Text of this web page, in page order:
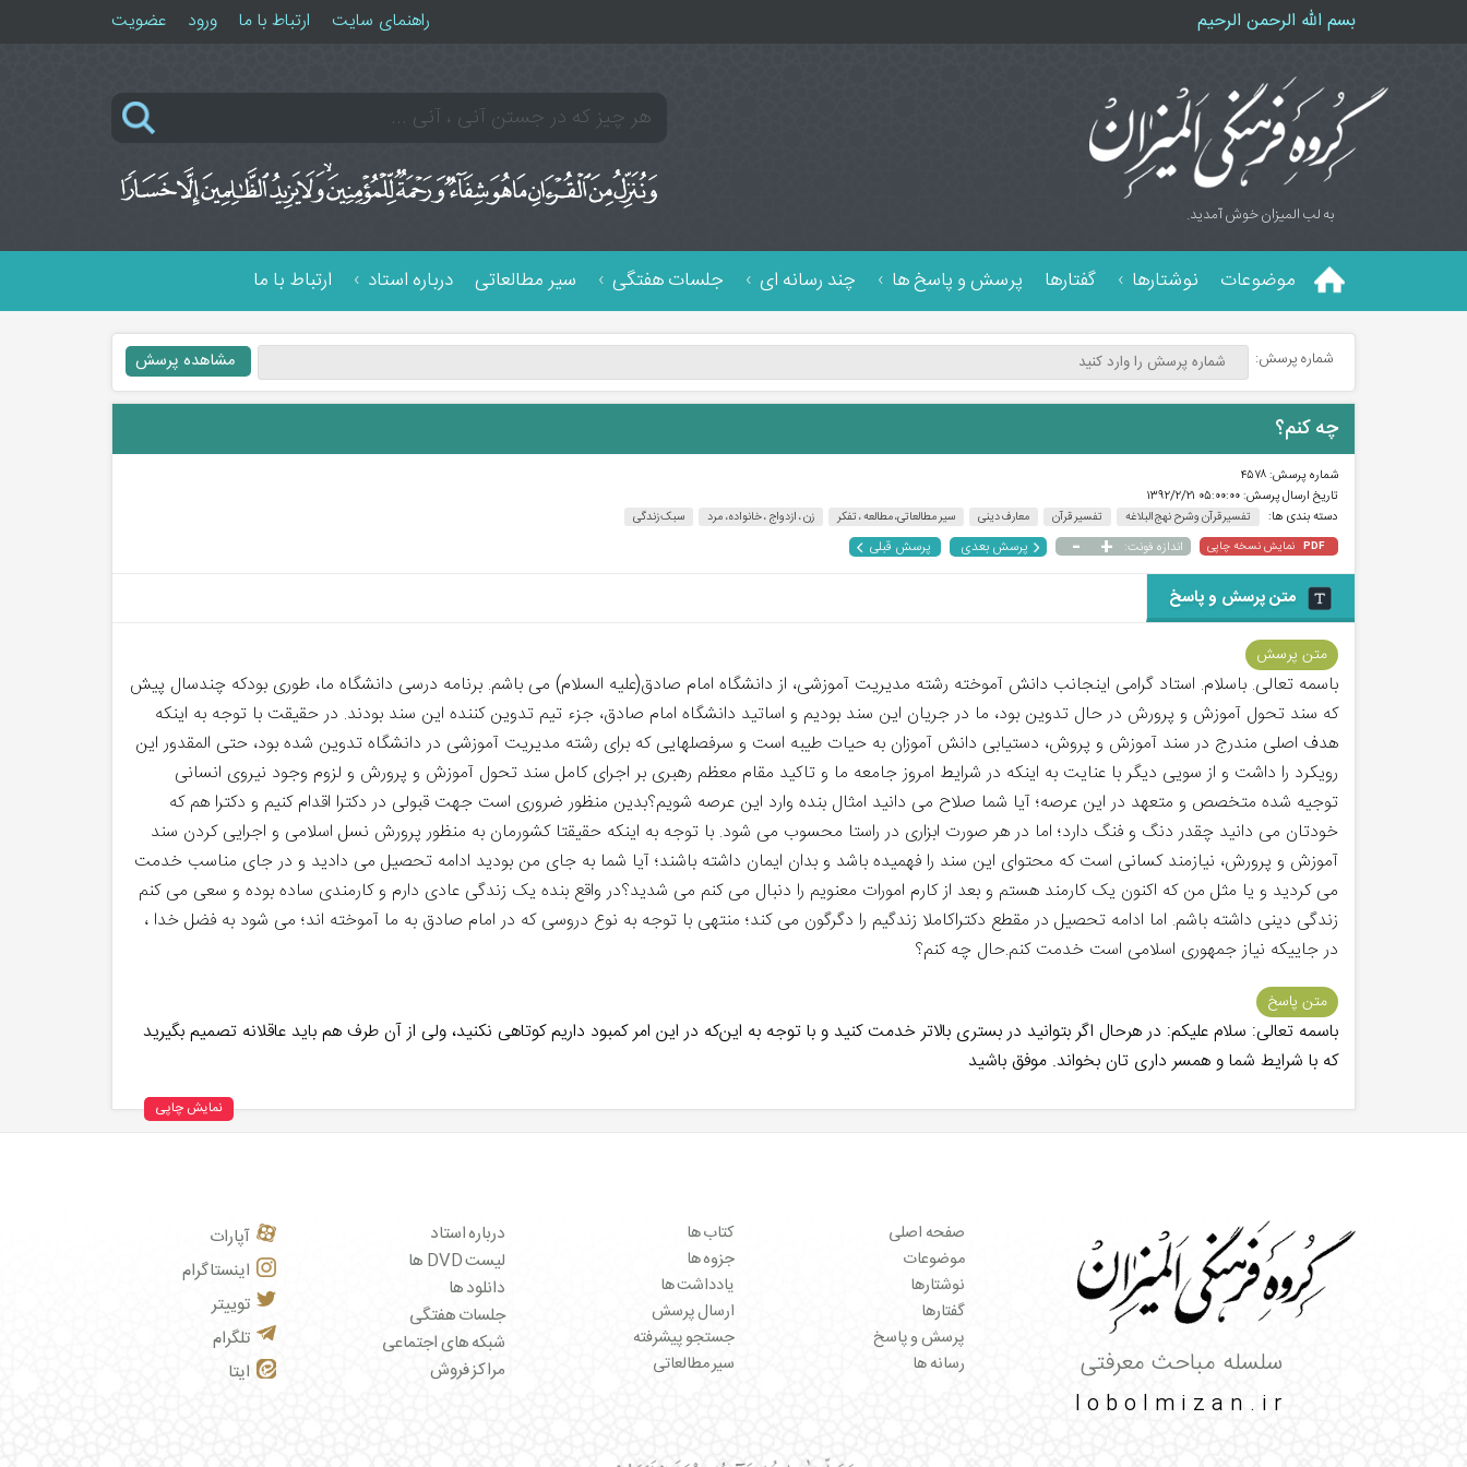
بسم الله الرحمن الرحیم راهنمای سایت ارتباط با ما ورود عضویت
به لب المیزان خوش آمدید.
موضوعات نوشتارها گفتارها پرسش و پاسخ ها چند رسانه ای جلسات هفتگی سیر مطالعاتی درباره استاد ارتباط با ما
شماره پرسش:
چه کنم؟
شماره پرسش:۴۵۷۸
تاریخ ارسال پرسش:۰۵:۰۰:۰۰ ۱۳۹۲/۲/۲۱
دسته بندی ها:
تفسیر قرآن و شرح نهج البلاغه تفسیر قرآن معارف دینی سیر مطالعاتی، مطالعه ، تفکر زن ، ازدواج ، خانواده، مرد سبک زندگی
PDF نمایش نسخه چاپی اندازه فونت: +
- پرسش بعدی پرسش قبلی
متن پرسش و پاسخ
متن پرسش
باسمه تعالی. باسلام. استاد گرامی اینجانب دانش آموخته رشته مدیریت آموزشی، از دانشگاه امام صادق(علیه السلام) می باشم. برنامه درسی دانشگاه ما، طوری بودکه چندسال پیش
که سند تحول آموزش و پرورش در حال تدوین بود، ما در جریان این سند بودیم و اساتید دانشگاه امام صادق، جزء تیم تدوین کننده این سند بودند. در حقیقت با توجه به اینکه
هدف اصلی مندرج در سند آموزش و پروش، دستیابی دانش آموزان به حیات طیبه است و سرفصلهایی که برای رشته مدیریت آموزشی در دانشگاه تدوین شده بود، حتی المقدور این
رویکرد را داشت و از سویی دیگر با عنایت به اینکه در شرایط امروز جامعه ما و تاکید مقام معظم رهبری بر اجرای کامل سند تحول آموزش و پرورش و لزوم وجود نیروی انسانی
توجیه شده متخصص و متعهد در این عرصه؛ آیا شما صلاح می دانید امثال بنده وارد این عرصه شویم؟بدین منظور ضروری است جهت قبولی در دکترا اقدام کنیم و دکترا هم که
خودتان می دانید چقدر دنگ و فنگ دارد؛ اما در هر صورت ابزاری در راستا محسوب می شود. با توجه به اینکه حقیقتا کشورمان به منظور پرورش نسل اسلامی و اجرایی کردن سند
آموزش و پرورش، نیازمند کسانی است که محتوای این سند را فهمیده باشد و بدان ایمان داشته باشند؛ آیا شما به جای من بودید ادامه تحصیل می دادید و در جای مناسب خدمت
می کردید و یا مثل من که اکنون یک کارمند هستم و بعد از کارم امورات معنویم را دنبال می کنم می شدید؟در واقع بنده یک زندگی عادی دارم و کارمندی ساده بوده و سعی می کنم
زندگی دینی داشته باشم. اما ادامه تحصیل در مقطع دکتراکاملا زندگیم را دگرگون می کند؛ منتهی با توجه به نوع دروسی که در امام صادق به ما آموخته اند؛ می شود به فضل خدا ،
در جاییکه نیاز جمهوری اسلامی است خدمت کنم.حال چه کنم؟
متن پاسخ
باسمه تعالی: سلام علیکم: در هرحال اگر بتوانید در بستری بالاتر خدمت کنید و با توجه به این‌که در این امر کمبود داریم کوتاهی نکنید، ولی از آن‌ طرف هم باید عاقلانه تصمیم بگیرید
که با شرایط شما و همسر داری تان بخواند. موفق باشید
نمایش چاپی
سلسله مباحث معرفتی
lobolmizan.ir
صفحه اصلی
موضوعات
نوشتارها
گفتارها
پرسش و پاسخ
رسانه ها
کتاب ها
جزوه ها
یادداشت ها
ارسال پرسش
جستجو پیشرفته
سیر مطالعاتی
درباره استاد
لیست DVD ها
دانلود ها
جلسات هفتگی
شبکه های اجتماعی
مراکز فروش
آپارات
اینستاگرام
توییتر
تلگرام
ایتا